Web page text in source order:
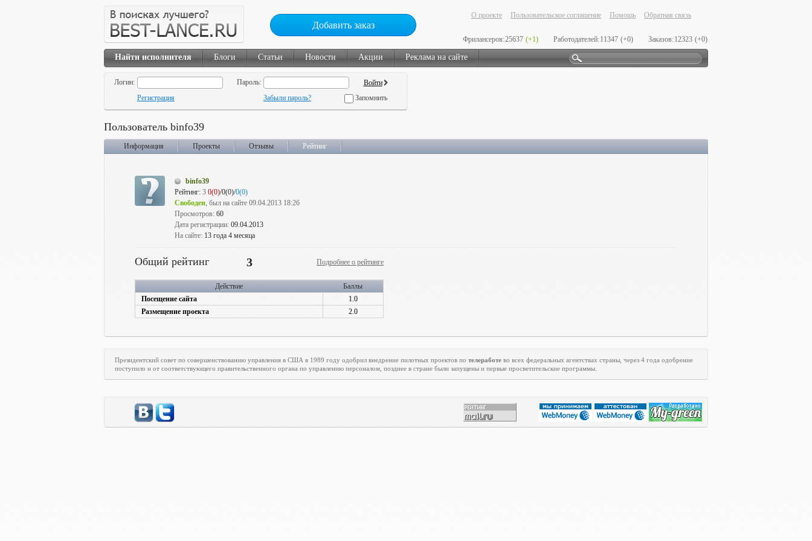
Добавить заказ
О проекте Пользовательское соглашение Помощь Обратная связь
Фрилансеров:25637 (+1) Работодателей:11347 (+0) Заказов:12323 (+0)
Найти исполнителя Блоги Статьи Новости Акции Реклама на сайте
Логин:
Пароль:
Регистрация
Забыли пароль? Запомнить
Пользователь binfo39
Информация Проекты Отзывы Рейтинг
binfo39
Рейтинг: 3 0(0)/0(0)/0(0)
Свободен, был на сайте 09.04.2013 18:26
Просмотров: 60
Дата регистрации: 09.04.2013
На сайте: 13 года 4 месяца
Общий рейтинг 3 Подробнее о рейтинге
Действие
Баллы
Посещение сайта
1.0
Размещение проекта
2.0
Президентский совет по совершенствованию управления в США в 1989 году одобрил внедрение пилотных проектов по телеработе во всех федеральных агентствах страны, через 4 года одобрение
поступило и от соответствующего правительственного органа по управлению персоналом, позднее в стране были запущены и первые просветительские программы.